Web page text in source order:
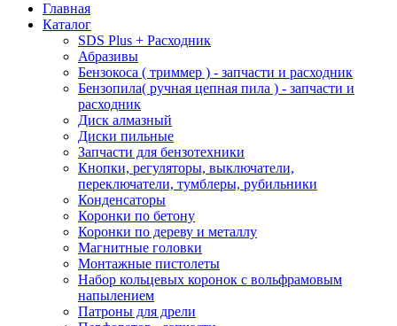
Главная
Каталог
SDS Plus + Расходник
Абразивы
Бензокоса ( триммер ) - запчасти и расходник
Бензопила( ручная цепная пила ) - запчасти и
расходник
Диск алмазный
Диски пильные
Запчасти для бензотехники
Кнопки, регуляторы, выключатели,
переключатели, тумблеры, рубильники
Конденсаторы
Коронки по бетону
Коронки по дереву и металлу
Магнитные головки
Монтажные пистолеты
Набор кольцевых коронок с вольфрамовым
напылением
Патроны для дрели